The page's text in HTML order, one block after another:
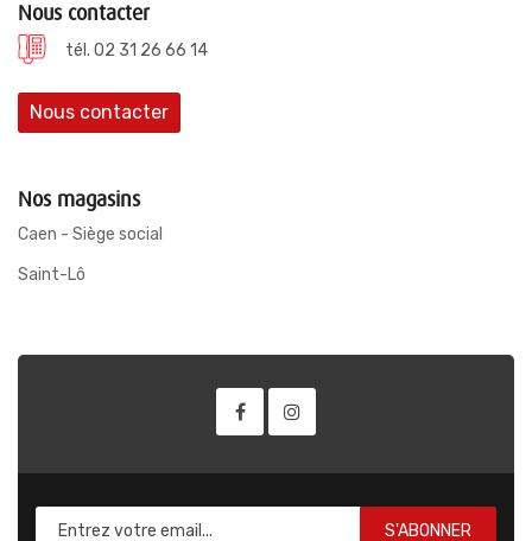
Nous contacter
tél. 02 31 26 66 14
Nous contacter
Nos magasins
Caen - Siège social
Saint-Lô
S'ABONNER